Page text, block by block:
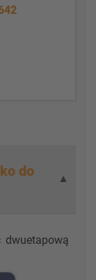
do
▼
dwuetapową